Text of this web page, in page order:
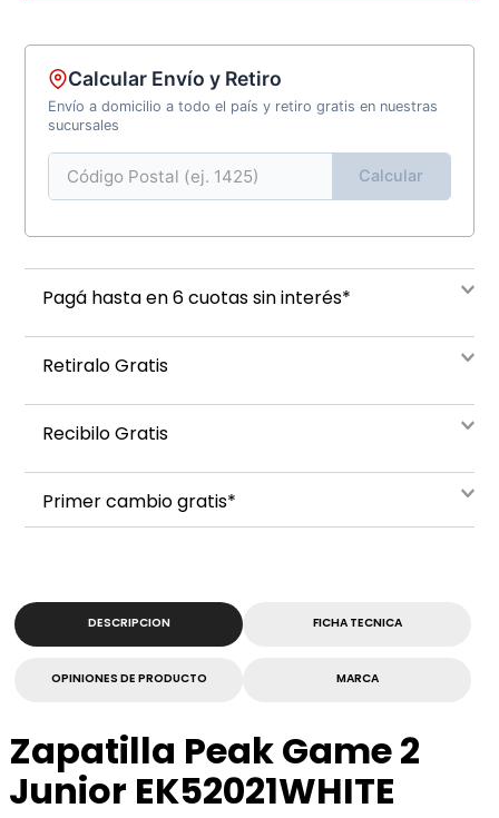
Calcular Envío y Retiro
Envío a domicilio a todo el país y retiro gratis en nuestras
sucursales
Calcular
Pagá hasta en 6 cuotas sin interés*
Retiralo Gratis
Recibilo Gratis
Primer cambio gratis*
DESCRIPCION FICHA TECNICA
OPINIONES DE PRODUCTO MARCA
Zapatilla Peak Game 2
Junior EK52021WHITE